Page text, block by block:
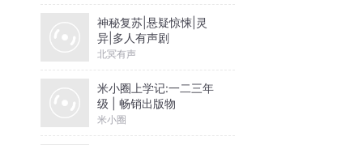
神秘复苏|悬疑惊悚|灵
异|多人有声剧
北冥有声
米小圈上学记:一二三年
级 | 畅销出版物
米小圈